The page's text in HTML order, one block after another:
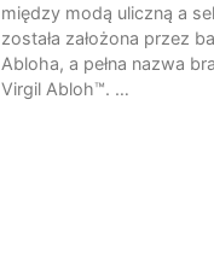
między modą uliczną a
została założona przez
Abloha, a pełna nazwa
Virgil Abloh™. …